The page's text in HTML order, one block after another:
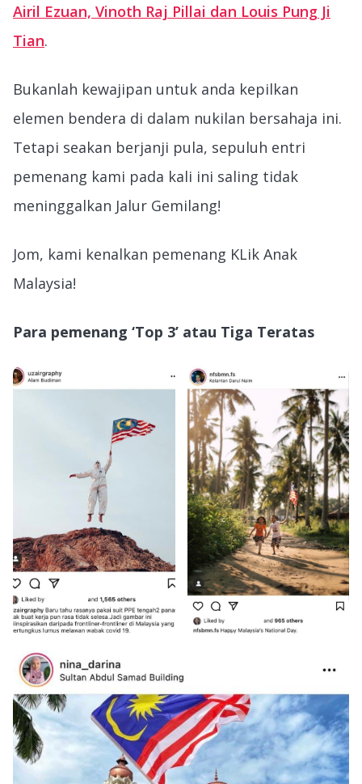
Airil Ezuan, Vinoth Raj Pillai dan Louis Pung Ji
Tian.
Bukanlah kewajipan untuk anda kepilkan
elemen bendera di dalam nukilan bersahaja ini.
Tetapi seakan berjanji pula, sepuluh entri
pemenang kami pada kali ini saling tidak
meninggalkan Jalur Gemilang!
Jom, kami kenalkan pemenang KLik Anak
Malaysia!
Para pemenang ‘Top 3’ atau Tiga Teratas